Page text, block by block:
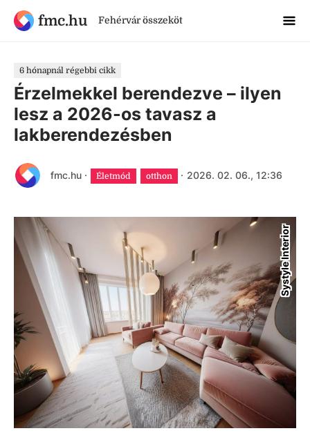
fmc.hu Fehérvár összeköt
6 hónapnál régebbi cikk
Érzelmekkel berendezve – ilyen
lesz a 2026-os tavasz a
lakberendezésben
fmc.hu · Életmód otthon · 2026. 02. 06., 12:36
Systyle Interior